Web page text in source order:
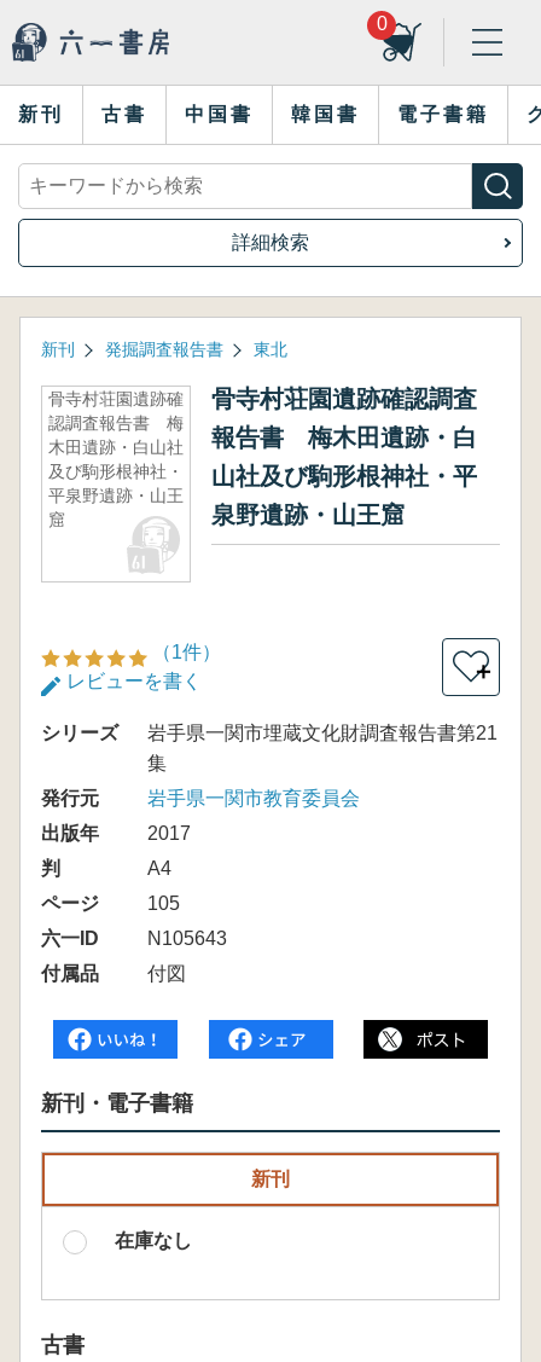
0
新刊 古書 中国書 韓国書 電子書籍
詳細検索
新刊 発掘調査報告書 東北
骨寺村荘園遺跡確
認調査報告書 梅
木田遺跡・白山社
及び駒形根神社・
平泉野遺跡・山王
窟
骨寺村荘園遺跡確認調査
報告書 梅木田遺跡・白
山社及び駒形根神社・平
泉野遺跡・山王窟
（1件）
レビューを書く
＋
シリーズ
岩手県一関市埋蔵文化財調査報告書第21
集
発行元
岩手県一関市教育委員会
出版年
2017
判
A4
ページ
105
六一ID
N105643
付属品
付図
新刊・電子書籍
新刊
在庫なし
古書